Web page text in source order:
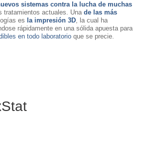
sistemas contra la lucha de muchas
tratamientos actuales. Unade las más
es la impresión 3D, la cual ha
rápidamente en una sólida apuesta para
en todo laboratorio que se precie.